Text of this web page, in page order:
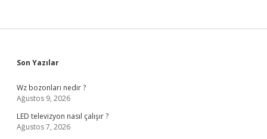
Sidebar
Son Yazılar
Wz bozonları nedir ?
Ağustos 9, 2026
LED televizyon nasıl çalışır ?
Ağustos 7, 2026